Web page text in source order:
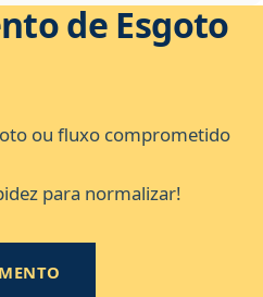
de Esgoto
ou fluxo comprometido
para normalizar!